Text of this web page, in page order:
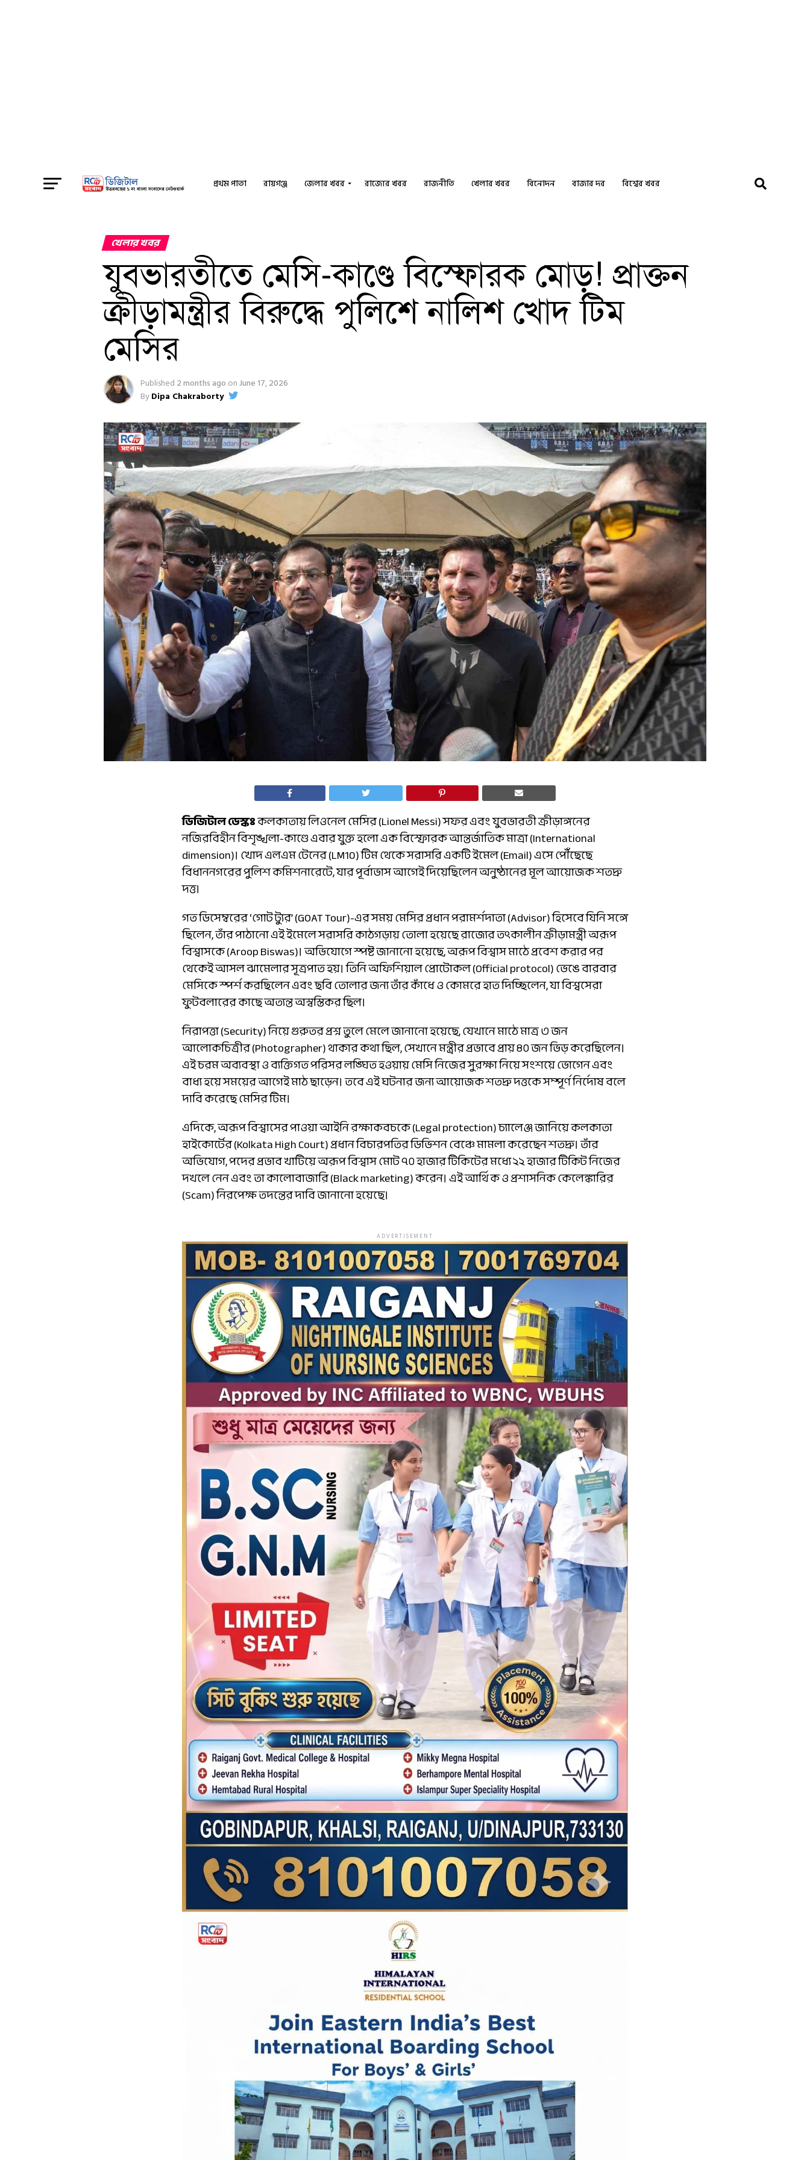
প্রথম পাতা রায়গঞ্জ জেলার খবর রাজ্যের খবর রাজনীতি খেলার খবর বিনোদন বাজার দর বিশ্বের খবর
খেলার খবর
যুবভারতীতে মেসি-কাণ্ডে বিস্ফোরক মোড়! প্রাক্তন
ক্রীড়ামন্ত্রীর বিরুদ্ধে পুলিশে নালিশ খোদ টিম
মেসির
Published 2 months ago onJune 17, 2026
ByDipa Chakraborty
ডিজিটাল ডেস্কঃকলকাতায় লিওনেল মেসির (Lionel Messi) সফর এবং যুবভারতী ক্রীড়াঙ্গনের
নজিরবিহীন বিশৃঙ্খলা-কাণ্ডে এবার যুক্ত হলো এক বিস্ফোরক আন্তর্জাতিক মাত্রা (International
dimension)। খোদ এলএম টেনের (LM10) টিম থেকে সরাসরি একটি ইমেল (Email) এসে পৌঁছেছে
বিধাননগরের পুলিশ কমিশনারেটে, যার পূর্বাভাস আগেই দিয়েছিলেন অনুষ্ঠানের মূল আয়োজক শতদ্রু
দত্ত।
গত ডিসেম্বরের ‘গোট ট্যুর’ (GOAT Tour)-এর সময় মেসির প্রধান পরামর্শদাতা (Advisor) হিসেবে যিনি সঙ্গে
ছিলেন, তাঁর পাঠানো এই ইমেলে সরাসরি কাঠগড়ায় তোলা হয়েছে রাজ্যের তৎকালীন ক্রীড়ামন্ত্রী অরূপ
বিশ্বাসকে (Aroop Biswas)। অভিযোগে স্পষ্ট জানানো হয়েছে, অরূপ বিশ্বাস মাঠে প্রবেশ করার পর
থেকেই আসল ঝামেলার সূত্রপাত হয়। তিনি অফিশিয়াল প্রোটোকল (Official protocol) ভেঙে বারবার
মেসিকে স্পর্শ করছিলেন এবং ছবি তোলার জন্য তাঁর কাঁধে ও কোমরে হাত দিচ্ছিলেন, যা বিশ্বসেরা
ফুটবলারের কাছে অত্যন্ত অস্বস্তিকর ছিল।
নিরাপত্তা (Security) নিয়ে গুরুতর প্রশ্ন তুলে মেলে জানানো হয়েছে, যেখানে মাঠে মাত্র ৩ জন
আলোকচিত্রীর (Photographer) থাকার কথা ছিল, সেখানে মন্ত্রীর প্রভাবে প্রায় ৪০ জন ভিড় করেছিলেন।
এই চরম অব্যবস্থা ও ব্যক্তিগত পরিসর লঙ্ঘিত হওয়ায় মেসি নিজের সুরক্ষা নিয়ে সংশয়ে ভোগেন এবং
বাধ্য হয়ে সময়ের আগেই মাঠ ছাড়েন। তবে এই ঘটনার জন্য আয়োজক শতদ্রু দত্তকে সম্পূর্ণ নির্দোষ বলে
দাবি করেছে মেসির টিম।
এদিকে, অরূপ বিশ্বাসের পাওয়া আইনি রক্ষাকবচকে (Legal protection) চ্যালেঞ্জ জানিয়ে কলকাতা
হাইকোর্টের (Kolkata High Court) প্রধান বিচারপতির ডিভিশন বেঞ্চে মামলা করেছেন শতদ্রু। তাঁর
অভিযোগ, পদের প্রভাব খাটিয়ে অরূপ বিশ্বাস মোট ৭০ হাজার টিকিটের মধ্যে ২২ হাজার টিকিট নিজের
দখলে নেন এবং তা কালোবাজারি (Black marketing) করেন। এই আর্থিক ও প্রশাসনিক কেলেঙ্কারির
(Scam) নিরপেক্ষ তদন্তের দাবি জানানো হয়েছে।
ADVERTISEMENT